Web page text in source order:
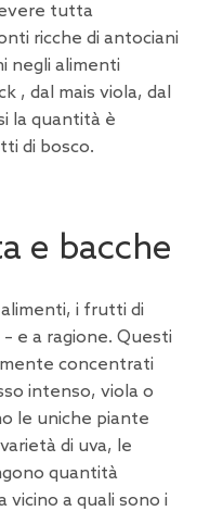
tutta
ricche di antociani
negli alimenti
, dal mais viola, dal
la quantità è
di bosco.
e bacche
i frutti di
e a ragione. Questi
concentrati
intenso, viola o
le uniche piante
di uva, le
quantità
vicino a quali sono i